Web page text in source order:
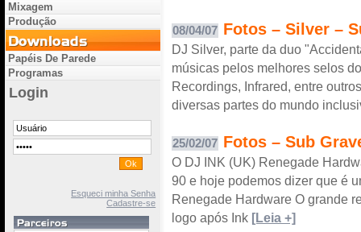
08/04/07 Fotos – Silver –
DJ Silver, parte da duo
músicas pelos melhores selos
Recordings, Infrared, entre
diversas partes do mundo
25/02/07 Fotos – Sub
O DJ INK (UK) Renegade
90 e hoje podemos dizer que é
Renegade Hardware O grande
logo após Ink [Leia +]
Mixagem
Produção
Papéis De Parede
Programas
Login
Esqueci minha Senha
Cadastre-se